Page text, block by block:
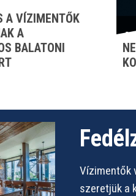
A VÍZIMENTŐK
A
BALATONI
Vízimentők
szeretjük a